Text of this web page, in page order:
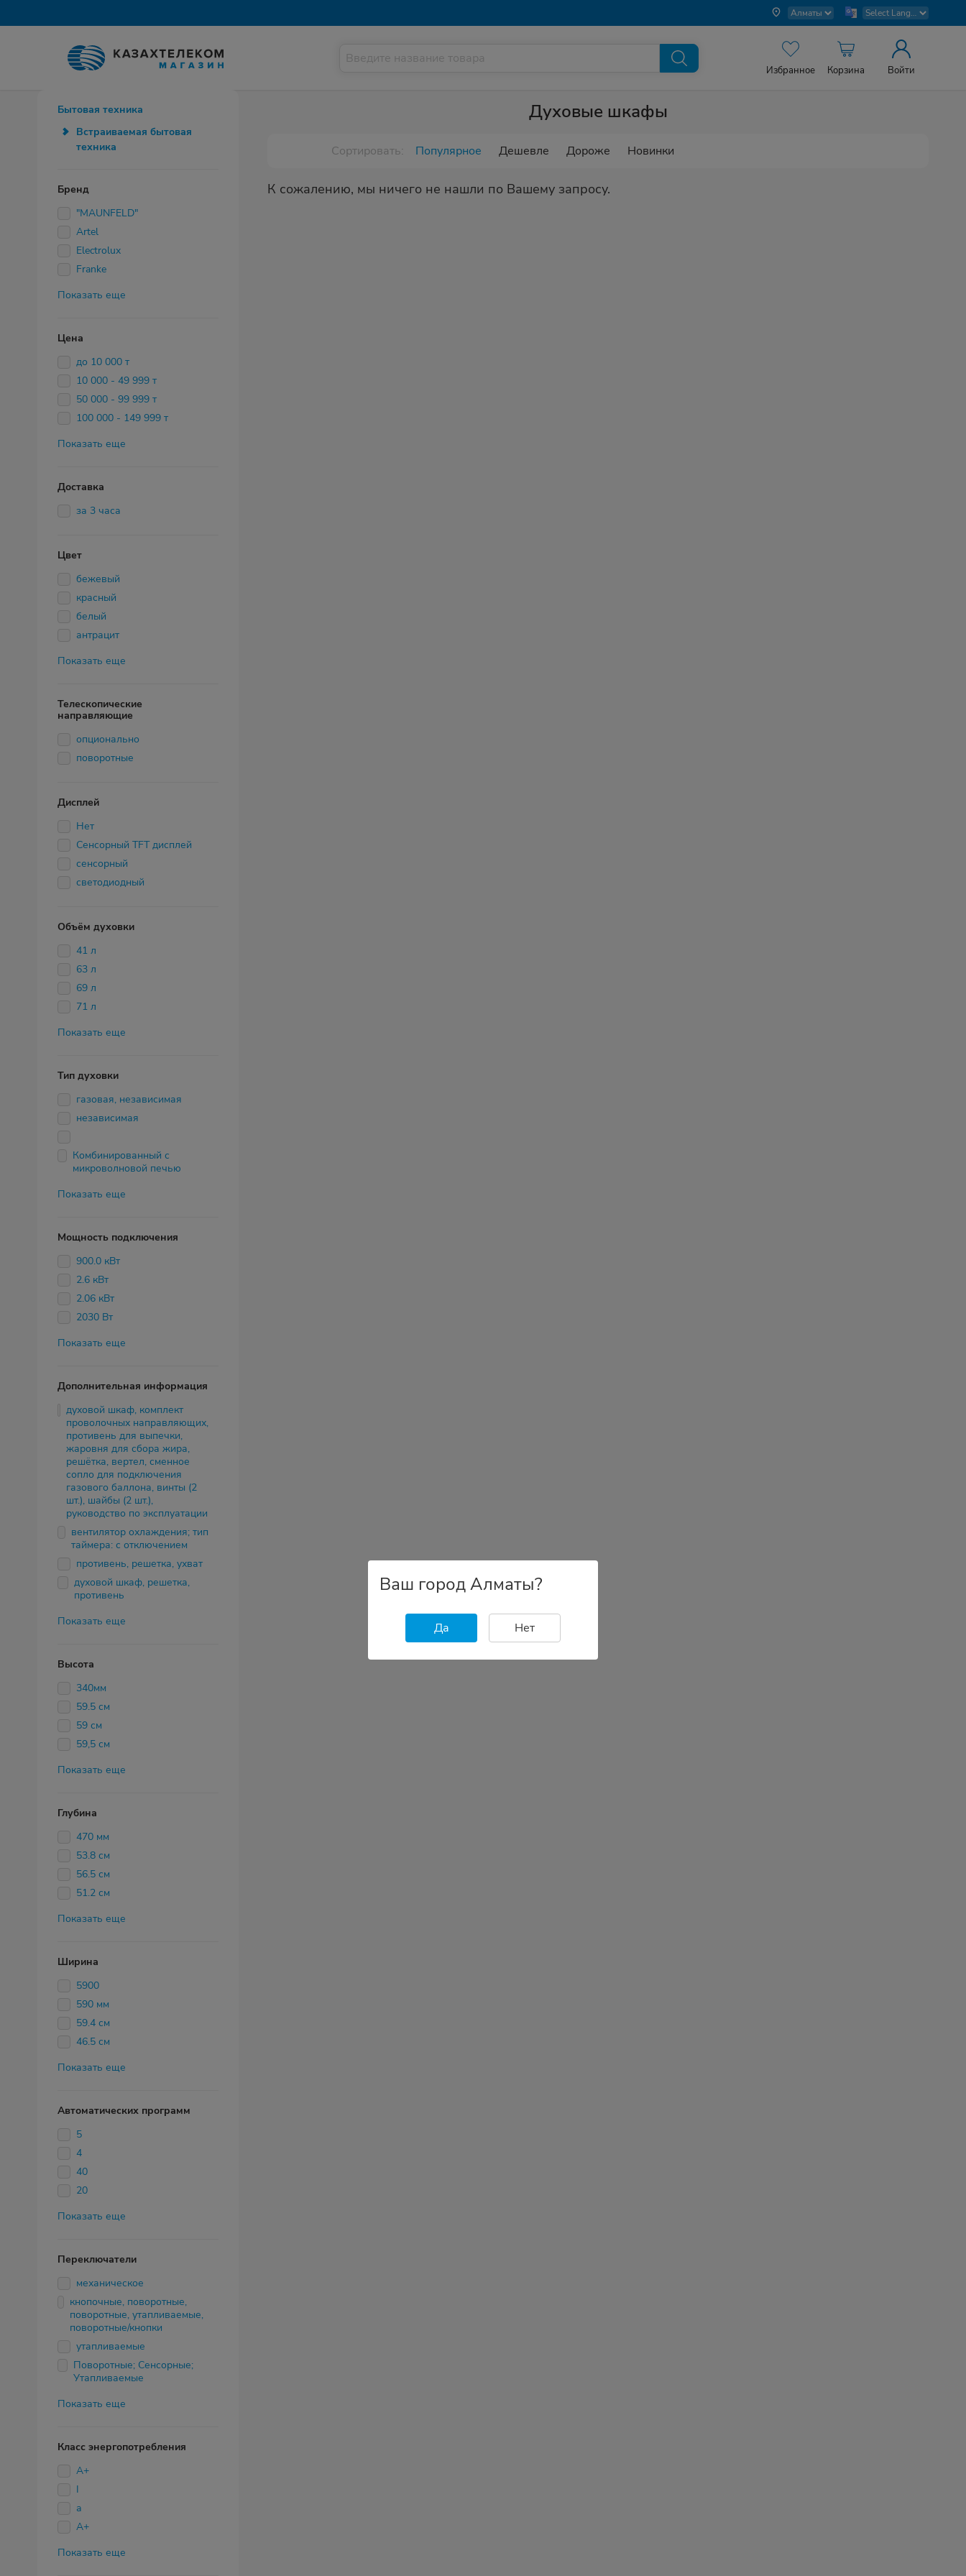
Избранное Корзина Войти
Бытовая техника
Встраиваемая бытовая
техника
Бренд
"MAUNFELD"
Artel
Electrolux
Franke
Показать еще
Цена
до 10 000 т
10 000 - 49 999 т
50 000 - 99 999 т
100 000 - 149 999 т
Показать еще
Доставка
за 3 часа
Цвет
бежевый
красный
белый
антрацит
Показать еще
Телескопические
направляющие
опционально
поворотные
Дисплей
Нет
Сенсорный TFT дисплей
сенсорный
светодиодный
Объём духовки
41 л
63 л
69 л
71 л
Показать еще
Тип духовки
газовая, независимая
независимая
Комбинированный с
микроволновой печью
Показать еще
Мощность подключения
900.0 кВт
2.6 кВт
2.06 кВт
2030 Вт
Показать еще
Дополнительная информация
духовой шкаф, комплект
проволочных направляющих,
противень для выпечки,
жаровня для сбора жира,
решётка, вертел, сменное
сопло для подключения
газового баллона, винты (2
шт.), шайбы (2 шт.),
руководство по эксплуатации
вентилятор охлаждения; тип
таймера: с отключением
противень, решетка, ухват
духовой шкаф, решетка,
противень
Показать еще
Высота
340мм
59.5 см
59 см
59,5 см
Показать еще
Глубина
470 мм
53.8 см
56.5 см
51.2 см
Показать еще
Ширина
5900
590 мм
59.4 см
46.5 см
Показать еще
Автоматических программ
5
4
40
20
Показать еще
Переключатели
механическое
кнопочные, поворотные,
поворотные, утапливаемые,
поворотные/кнопки
утапливаемые
Поворотные; Сенсорные;
Утапливаемые
Показать еще
Класс энергопотребления
A+
I
а
А+
Показать еще
Духовые шкафы
Сортировать: Популярное Дешевле Дороже Новинки
К сожалению, мы ничего не нашли по Вашему запросу.
Ваш город Алматы?
Да Нет